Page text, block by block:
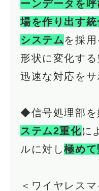
ーンデータを
場を作り出す
システムを採
形状に変化す
迅速な対応をサ
◆信号処理部を
ステム2重化に
ルに対し極め
＜ワイヤレス